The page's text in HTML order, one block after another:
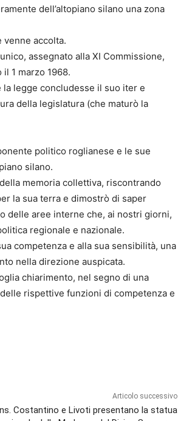
dell’altopiano silano una zona
venne accolta.
assegnato alla XI Commissione,
1 marzo 1968.
legge concludesse il suo iter e
della legislatura (che maturò la
politico roglianese e le sue
silano.
memoria collettiva, riscontrando
la sua terra e dimostrò di saper
delle aree interne che, ai nostri giorni,
regionale e nazionale.
competenza e alla sua sensibilità, una
nella direzione auspicata.
chiarimento, nel segno di una
rispettive funzioni di competenza e
Articolo successivo
Costantino e Livoti presentano la statua